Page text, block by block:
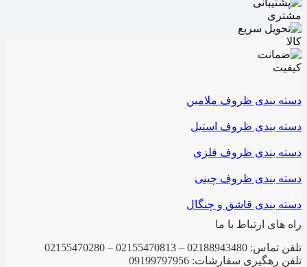
دسته بندی ظروف ملامین
دسته بندی ظروف استیل
دسته بندی ظروف فلزی
دسته بندی ظروف چینی
دسته بندی قاشق و چنگال
راه های ارتباط با ما
تلفن تماس: 02188943480 – 02155470813 – 02155470280
تلفن رهگیری سفارشات: 09199797956